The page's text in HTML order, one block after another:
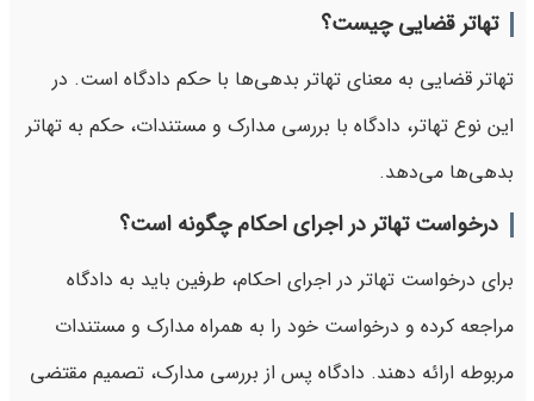
تهاتر قضایی چیست؟
تهاتر قضایی به معنای تهاتر بدهی‌ها با حکم دادگاه است. در
این نوع تهاتر، دادگاه با بررسی مدارک و مستندات، حکم به تهاتر
بدهی‌ها می‌دهد.
درخواست تهاتر در اجرای احکام چگونه است؟
برای درخواست تهاتر در اجرای احکام، طرفین باید به دادگاه
مراجعه کرده و درخواست خود را به همراه مدارک و مستندات
مربوطه ارائه دهند. دادگاه پس از بررسی مدارک، تصمیم مقتضی